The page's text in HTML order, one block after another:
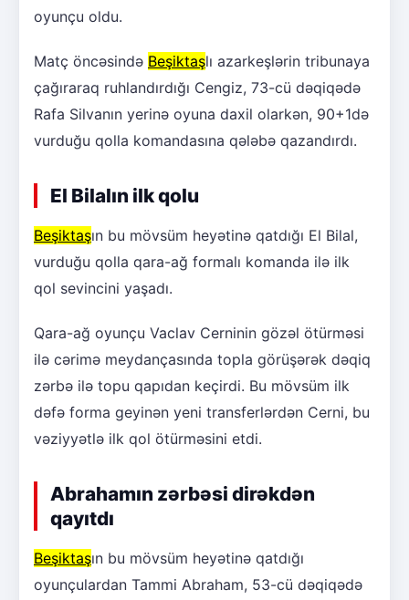
oyunçu oldu.
Matç öncəsində Beşiktaşlı azarkeşlərin tribunaya
çağıraraq ruhlandırdığı Cengiz, 73-cü dəqiqədə
Rafa Silvanın yerinə oyuna daxil olarkən, 90+1də
vurduğu qolla komandasına qələbə qazandırdı.
El Bilalın ilk qolu
Beşiktaşın bu mövsüm heyətinə qatdığı El Bilal,
vurduğu qolla qara-ağ formalı komanda ilə ilk
qol sevincini yaşadı.
Qara-ağ oyunçu Vaclav Cerninin gözəl ötürməsi
ilə cərimə meydançasında topla görüşərək dəqiq
zərbə ilə topu qapıdan keçirdi. Bu mövsüm ilk
dəfə forma geyinən yeni transferlərdən Cerni, bu
vəziyyətlə ilk qol ötürməsini etdi.
Abrahamın zərbəsi dirəkdən
qayıtdı
Beşiktaşın bu mövsüm heyətinə qatdığı
oyunçulardan Tammi Abraham, 53-cü dəqiqədə